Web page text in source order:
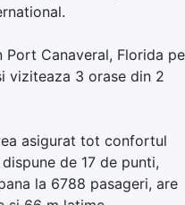
Port Canaveral, Florida pe
viziteaza 3 orase din 2
asigurat tot confortul
de 17 de punti,
la 6788 pasageri, are